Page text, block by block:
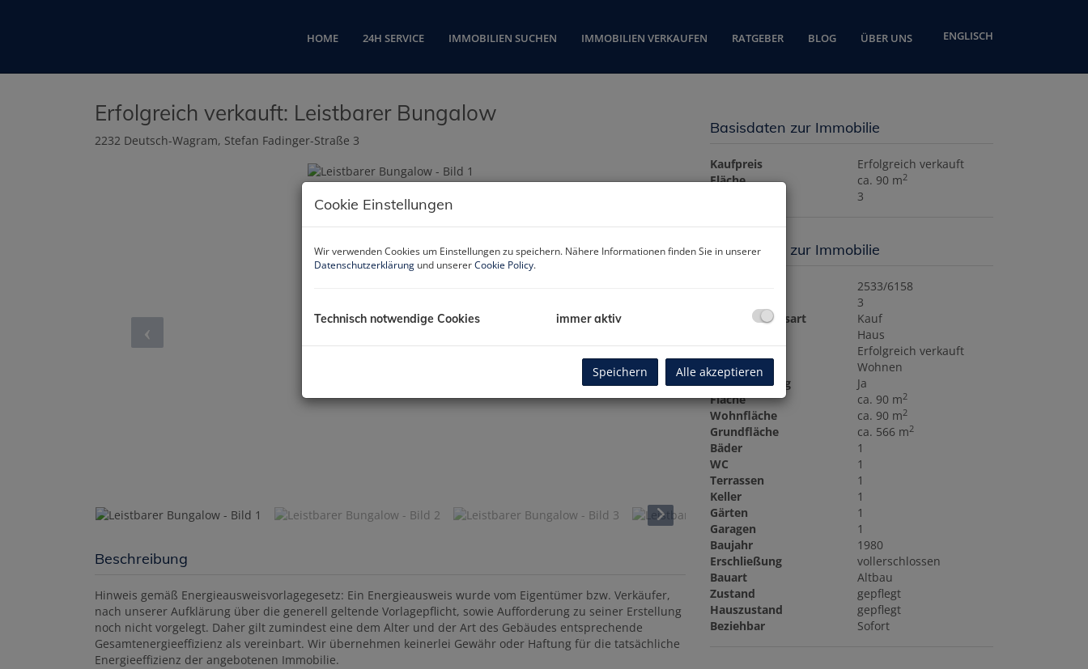
HOME 24H SERVICE IMMOBILIEN SUCHEN IMMOBILIEN VERKAUFEN RATGEBER BLOG ÜBER UNS ENGLISCH
Erfolgreich verkauft: Leistbarer Bungalow
2232 Deutsch-Wagram, Stefan Fadinger-Straße 3
Beschreibung
Hinweis gemäß Energieausweisvorlagegesetz: Ein Energieausweis wurde vom Eigentümer bzw. Verkäufer,
nach unserer Aufklärung über die generell geltende Vorlagepflicht, sowie Aufforderung zu seiner Erstellung
noch nicht vorgelegt. Daher gilt zumindest eine dem Alter und der Art des Gebäudes entsprechende
Gesamtenergieeffizienz als vereinbart. Wir übernehmen keinerlei Gewähr oder Haftung für die tatsächliche
Energieeffizienz der angebotenen Immobilie.
Basisdaten zur Immobilie
Kaufpreis
Erfolgreich verkauft
Fläche
ca. 90 m2
3
Basisdaten zur Immobilie
2533/6158
3
Vermarktungsart
Kauf
Haus
Kaufpreis
Erfolgreich verkauft
Nutzungsart
Wohnen
Schlüsselfertig
Ja
Fläche
ca. 90 m2
Wohnfläche ca. 90 m2
Grundfläche ca. 566 m2
Bäder
1
WC
1
Terrassen
1
Keller
1
Gärten
1
Garagen
1
Baujahr
1980
Erschließung
vollerschlossen
Bauart
Altbau
Zustand
gepflegt
Hauszustand
gepflegt
Beziehbar
Sofort
Cookie Einstellungen
Wir verwenden Cookies um Einstellungen zu speichern. Nähere Informationen finden Sie in unserer
Datenschutzerklärung und unsererCookie Policy.
Technisch notwendige Cookies immer aktiv
Speichern Alle akzeptieren